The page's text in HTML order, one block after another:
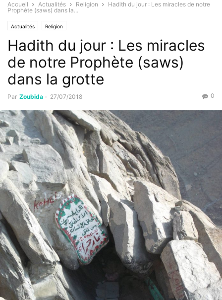
Accueil Actualités Religion
Hadith du jour : Les miracles de notre
Prophète (saws) dans la...
Actualités Religion
Hadith du jour : Les miracles
de notre Prophète (saws)
dans la grotte
Par Zoubida - 27/07/2018 0